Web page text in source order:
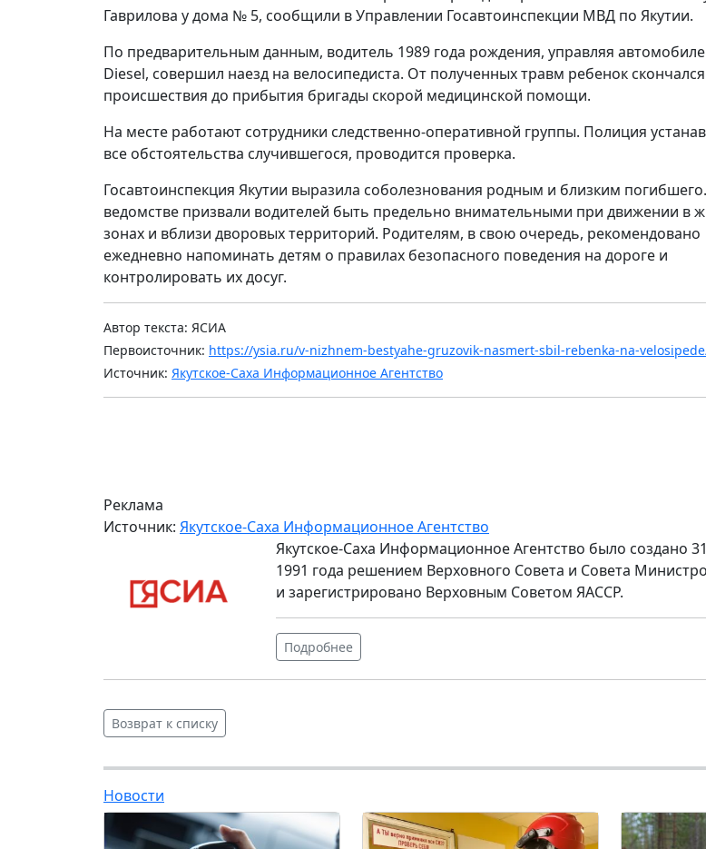
Гаврилова у дома № 5, сообщили в Управлении Госавтоинспекции МВД по Якутии.
По предварительным данным, водитель 1989 года рождения, управляя
Diesel, совершил наезд на велосипедиста. От полученных травм ребенок
происшествия до прибытия бригады скорой медицинской помощи.
На месте работают сотрудники следственно-оперативной группы. Полиция
все обстоятельства случившегося, проводится проверка.
Госавтоинспекция Якутии выразила соболезнования родным и близким
ведомстве призвали водителей быть предельно внимательными при движении в
зонах и вблизи дворовых территорий. Родителям, в свою очередь, рекомендовано
ежедневно напоминать детям о правилах безопасного поведения на дороге и
контролировать их досуг.
Автор текста: ЯСИА
Первоисточник: https://ysia.ru/v-nizhnem-bestyahe-gruzovik-nasmert-sbil-rebenka-na-
Источник: Якутское-Саха Информационное Агентство
Реклама
Источник: Якутское-Саха Информационное Агентство
Якутское-Саха Информационное Агентство было создано 31
1991 года решением Верховного Совета и Совета
и зарегистрировано Верховным Советом ЯАССР.
Подробнее
Возврат к списку
Новости